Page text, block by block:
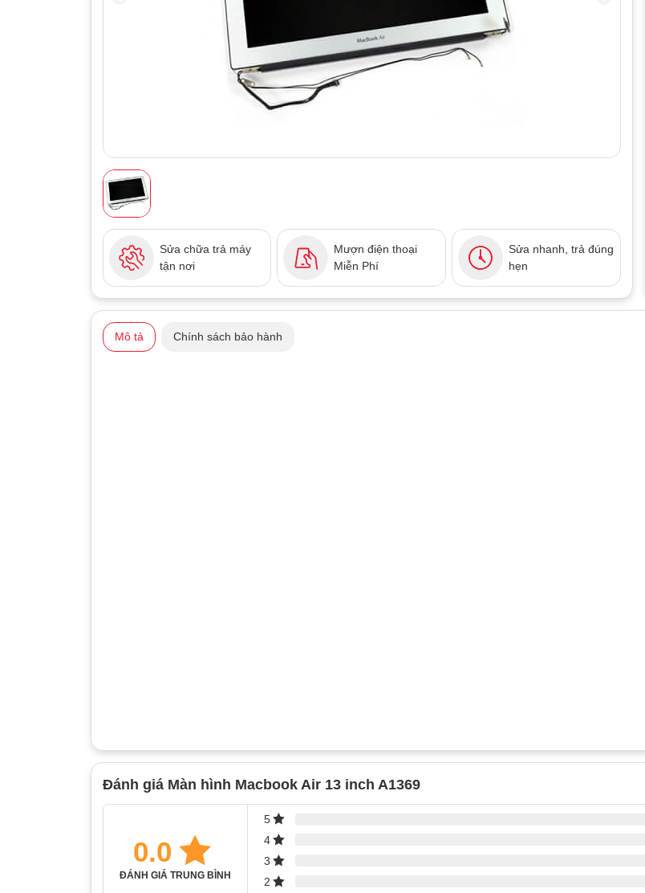
Sửa chữa trả máy
tận nơi
Mượn điện thoại
Miễn Phí
Sửa nhanh, trả đúng
hẹn
Mô tả Chính sách bảo hành
Đánh giá Màn hình Macbook Air 13 inch A1369
0.0
ĐÁNH GIÁ TRUNG BÌNH
5
4
3
2